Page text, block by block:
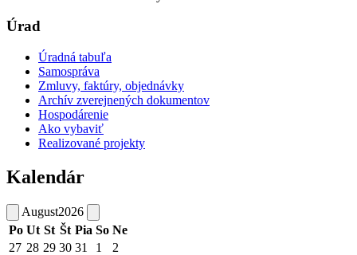
Úrad
Úradná tabuľa
Samospráva
Zmluvy, faktúry, objednávky
Archív zverejnených dokumentov
Hospodárenie
Ako vybaviť
Realizované projekty
Kalendár
August2026
Po Ut St Št Pia So Ne
27 28 29 30 31 1
2